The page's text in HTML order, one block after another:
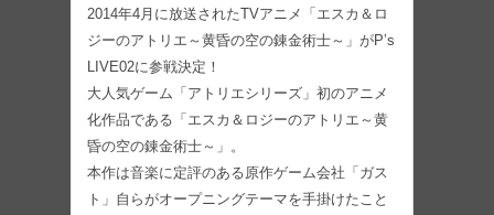
2014年4月に放送されたTVアニメ「エスカ＆ロ
ジーのアトリエ～黄昏の空の錬金術士～」がP’s
LIVE02に参戦決定！
大人気ゲーム「アトリエシリーズ」初のアニメ
化作品である「エスカ＆ロジーのアトリエ～黄
昏の空の錬金術士～」。
本作は音楽に定評のある原作ゲーム会社「ガス
ト」自らがオープニングテーマを手掛けたこと